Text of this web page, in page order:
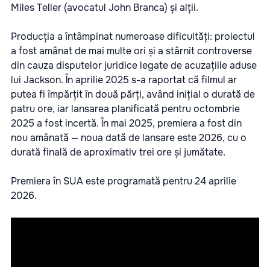
Miles Teller (avocatul John Branca) și alții.
Producția a întâmpinat numeroase dificultăți: proiectul
a fost amânat de mai multe ori și a stârnit controverse
din cauza disputelor juridice legate de acuzațiile aduse
lui Jackson. În aprilie 2025 s-a raportat că filmul ar
putea fi împărțit în două părți, având inițial o durată de
patru ore, iar lansarea planificată pentru octombrie
2025 a fost incertă. În mai 2025, premiera a fost din
nou amânată — noua dată de lansare este 2026, cu o
durată finală de aproximativ trei ore și jumătate.
Premiera în SUA este programată pentru 24 aprilie
2026.